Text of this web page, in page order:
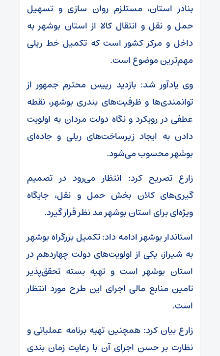
بنادر استان، مستلزم روان سازی و تسهیل
حمل و نقل و انتقال کالا از استان بوشهر به
داخل و مرکز کشور است که تکمیل خط ریلی
مهم‌ترین موضوع است.
وی یادآور شد: بازدید رییس محترم جمهور از
توانمندی‌ها و ظرفیت‌های بندری بوشهر، نقطه
عطفی در رویکرد و نگاه دولت مردان به اولویت
دادن به ایجاد زیرساخت‌های ریلی و جاده‌ای
بوشهر محسوب می‌شود.
زارع تصریح کرد: انتظار می‌رود در تصمیم
گیری‌های کلان بخش حمل و نقل، جایگاه
ویژه‌ای برای استان بوشهر مد نظر قرار گیرد.
استاندار بوشهر ادامه داد: تکمیل بزرگراه بوشهر
به شیراز، یکی از اولویت‌های دولت چهاردهم در
استان بوشهر است و تهیه بسته تحقق‌پذیر
تامین منابع مالی اجرای این طرح مورد انتظار
است.
زارع بیان کرد: همچنین تهیه برنامه عملیاتی و
نظارت بر حسن اجرای آن با رعایت زمان بندی